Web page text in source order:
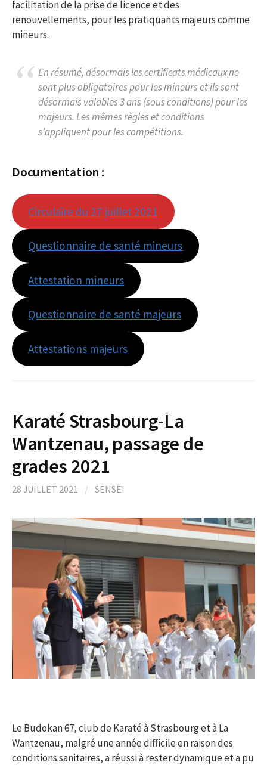
facilitation de la prise de licence et des
renouvellements, pour les pratiquants majeurs comme
mineurs.
En résumé, désormais les certificats médicaux ne
sont plus obligatoires pour les mineurs et ils sont
désormais valables 3 ans (sous conditions) pour les
majeurs. Les mêmes règles et conditions
s’appliquent pour les compétitions.
Documentation :
Circulaire du 27 juillet 2021
Questionnaire de santé mineurs
Attestation mineurs
Questionnaire de santé majeurs
Attestations majeurs
Karaté Strasbourg-La
Wantzenau, passage de
grades 2021
28 JUILLET 2021 / SENSEI
Le Budokan 67, club de Karaté à Strasbourg et à La
Wantzenau, malgré une année difficile en raison des
conditions sanitaires, a réussi à rester dynamique et a pu